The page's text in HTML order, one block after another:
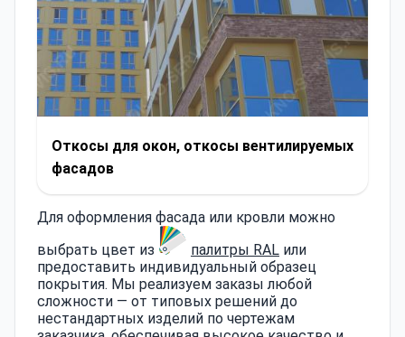
Откосы для окон, откосы вентилируемых
фасадов
Для оформления фасада или кровли можно
выбрать цвет из
палитры RAL или
предоставить индивидуальный образец
покрытия. Мы реализуем заказы любой
сложности — от типовых решений до
нестандартных изделий по чертежам